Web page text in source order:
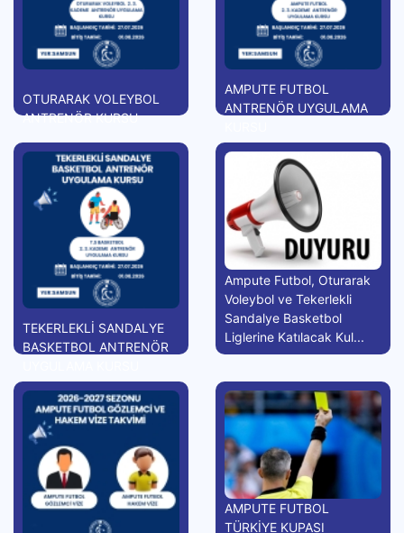
OTURARAK VOLEYBOL
ANTRENÖR KURSU
AMPUTE FUTBOL
ANTRENÖR UYGULAMA
TEKERLEKLİ SANDALYE
BASKETBOL ANTRENÖR
Ampute Futbol, Oturarak
Voleybol ve Tekerlekli
Sandalye Basketbol
Liglerine Katılacak Kul...
AMPUTE FUTBOL
TÜRKİYE KUPASI